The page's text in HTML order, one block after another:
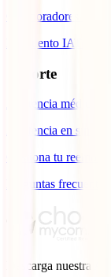
Colaboradores IATI
Descuento IATI
Soporte
Asistencia médica en
Asistencia en
Gestiona tu reembolso
Preguntas frecuentes
Descarga nuestra